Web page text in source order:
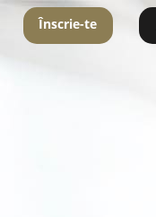
Înscrie-te